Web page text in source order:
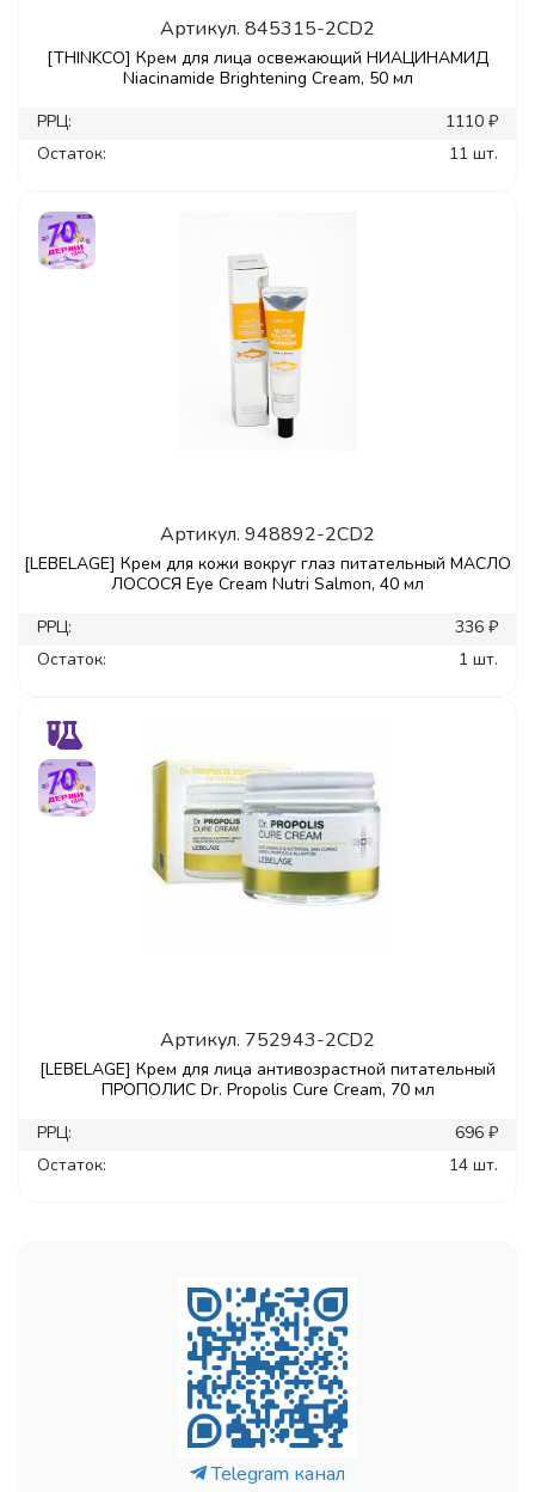
Артикул. 845315-2CD2
[THINKCO] Крем для лица освежающий НИАЦИНАМИД
Niacinamide Brightening Cream, 50 мл
РРЦ:
1110 ₽
Остаток:
11 шт.
Артикул. 948892-2CD2
[LEBELAGE] Крем для кожи вокруг глаз питательный МАСЛО
ЛОСОСЯ Eye Cream Nutri Salmon, 40 мл
РРЦ:
336 ₽
Остаток:
1 шт.
Артикул. 752943-2CD2
[LEBELAGE] Крем для лица антивозрастной питательный
ПРОПОЛИС Dr. Propolis Cure Cream, 70 мл
РРЦ:
696 ₽
Остаток:
14 шт.
Telegram канал